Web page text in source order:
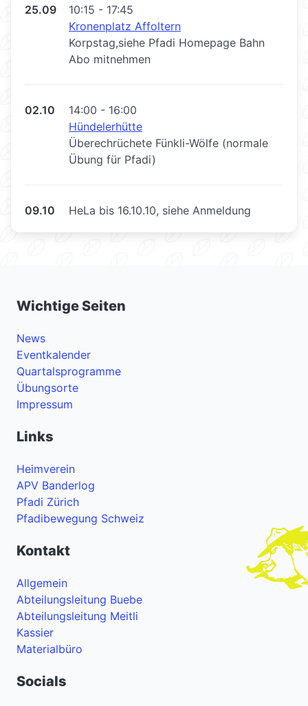
25.09
10:15 - 17:45
Kronenplatz Affoltern
Korpstag,siehe Pfadi Homepage Bahn
Abo mitnehmen
02.10
14:00 - 16:00
Hündelerhütte
Überechrüchete Fünkli-Wölfe (normale
Übung für Pfadi)
09.10 HeLa bis 16.10.10, siehe Anmeldung
Wichtige Seiten
News
Eventkalender
Quartalsprogramme
Übungsorte
Impressum
Links
Heimverein
APV Banderlog
Pfadi Zürich
Pfadibewegung Schweiz
Kontakt
Allgemein
Abteilungsleitung Buebe
Abteilungsleitung Meitli
Kassier
Materialbüro
Socials